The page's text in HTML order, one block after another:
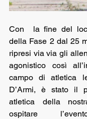
Con  la fine del
della Fase 2 dal 25
ripresi via via gli
agonistico così
campo di atletica
D’Armi, è stato il
atletica della
ospitare